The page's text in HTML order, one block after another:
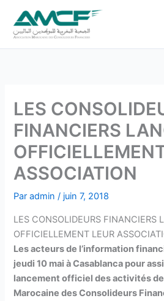
contenu
LES
FINANCIERS
ASSOCIATION
Paradmin/ juin 7, 2018
LES CONSOLIDEURS FINANCIERS
OFFICIELLEMENT LEUR
Les acteurs de l’information
jeudi 10 mai à Casablanca pour
lancement officiel des activités de
Marocaine des Consolideurs